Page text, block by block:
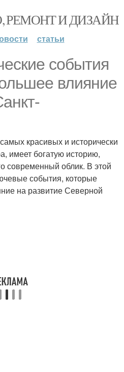
РЕМОНТ И ДИЗАЙН
статьи
события
влияние
красивых и исторически
имеет богатую историю,
современный облик. В этой
события, которые
на развитие Северной